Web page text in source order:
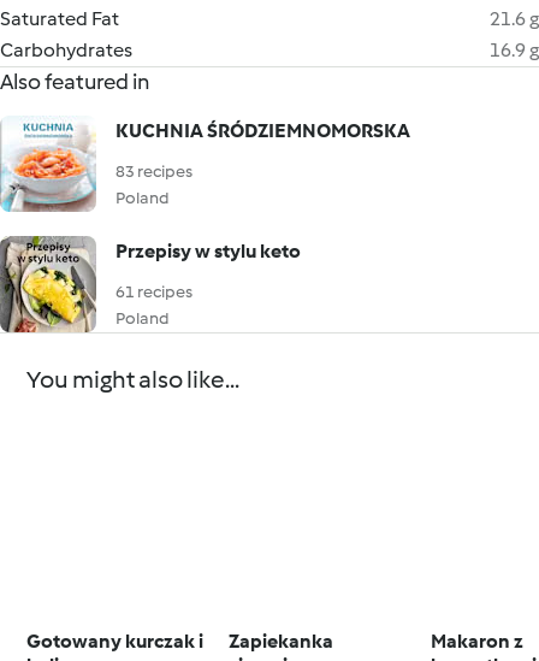
Saturated Fat
21.6 g
Carbohydrates
16.9 g
Also featured in
KUCHNIA ŚRÓDZIEMNOMORSKA
83 recipes
Poland
Przepisy w stylu keto
61 recipes
Poland
You might also like...
Gotowany kurczak i
Zapiekanka
Makaron z